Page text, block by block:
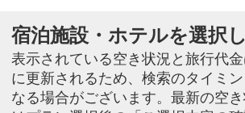
宿泊施設・ホテルを選択
表示されている空き状況と旅行代
に更新されるため、検索のタイミ
なる場合がございます。最新の空